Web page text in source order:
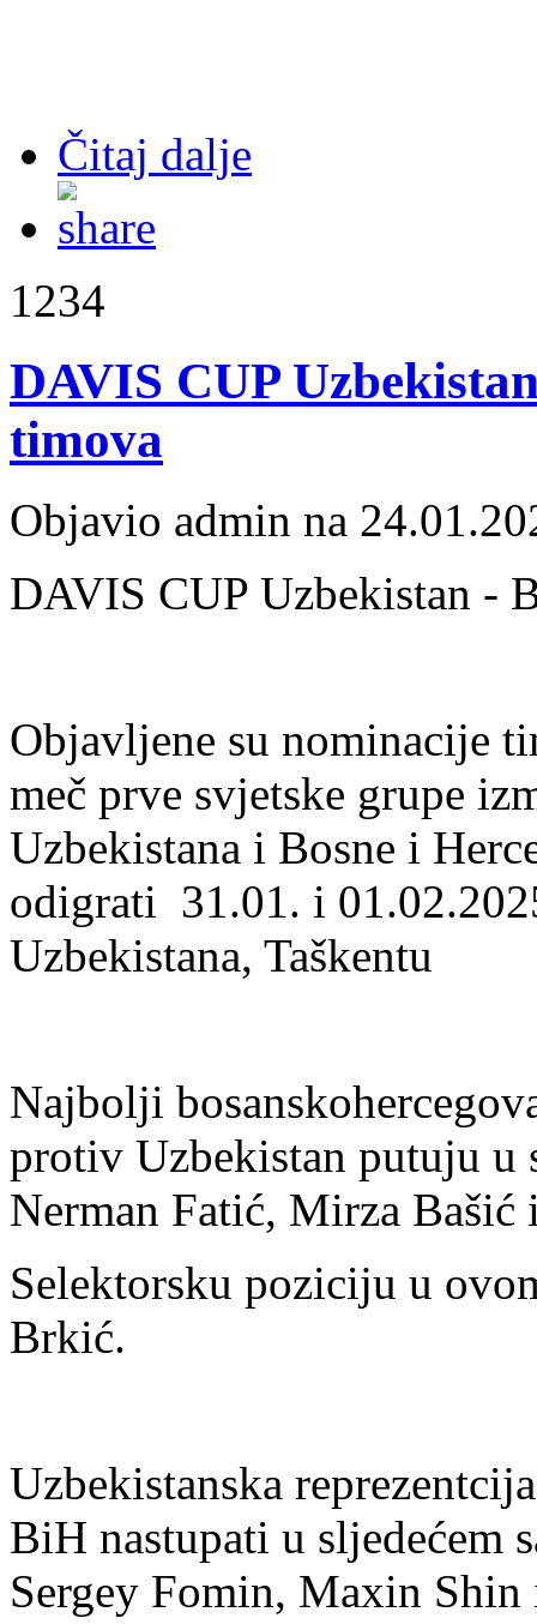
Čitaj dalje
1234
DAVIS CUP
timova
Objavio admin na
DAVIS CUP Uzbekistan -
Objavljene su nominacije
meč prve svjetske grupe
Uzbekistana i Bosne i
odigrati 31.01. i
Uzbekistana, Taškentu
Najbolji
protiv Uzbekistan putuju u
Nerman Fatić, Mirza
Selektorsku poziciju u
Brkić.
Uzbekistanska
BiH nastupati u sljedećem
Sergey Fomin, Maxin